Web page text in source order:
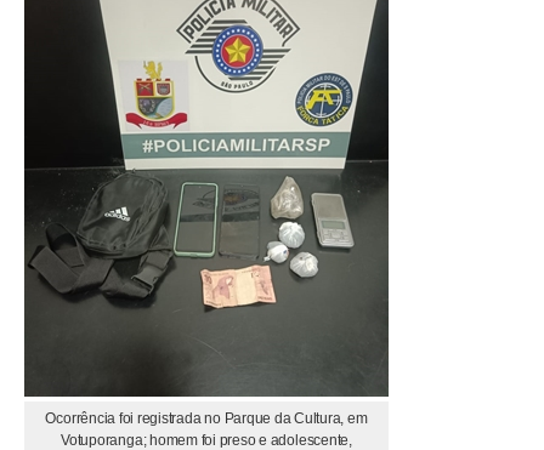
Ocorrência foi registrada no Parque da Cultura, em
Votuporanga; homem foi preso e adolescente,